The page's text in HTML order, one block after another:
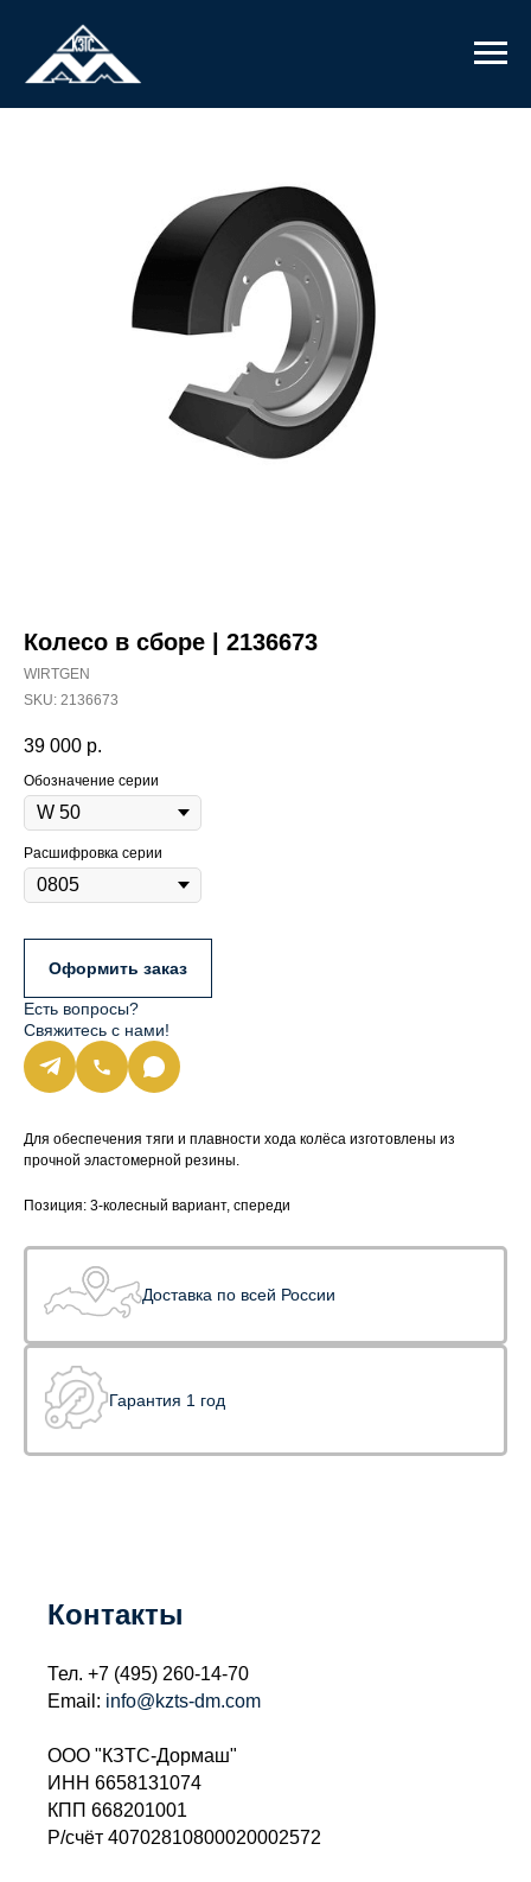
Колесо в сборе | 2136673
WIRTGEN
SKU: 2136673
39 000 р.
Обозначение серии
Расшифровка серии
Оформить заказ
Есть вопросы?
Свяжитесь с нами!
Для обеспечения тяги и плавности хода колёса изготовлены из
прочной эластомерной резины.
Позиция: 3-колесный вариант, спереди
Доставка по всей России
Гарантия 1 год
Контакты
Тел. +7 (495) 260-14-70
Email: info@kzts-dm.com
ООО "КЗТС-Дормаш"
ИНН 6658131074
КПП 668201001
Р/счёт 40702810800020002572